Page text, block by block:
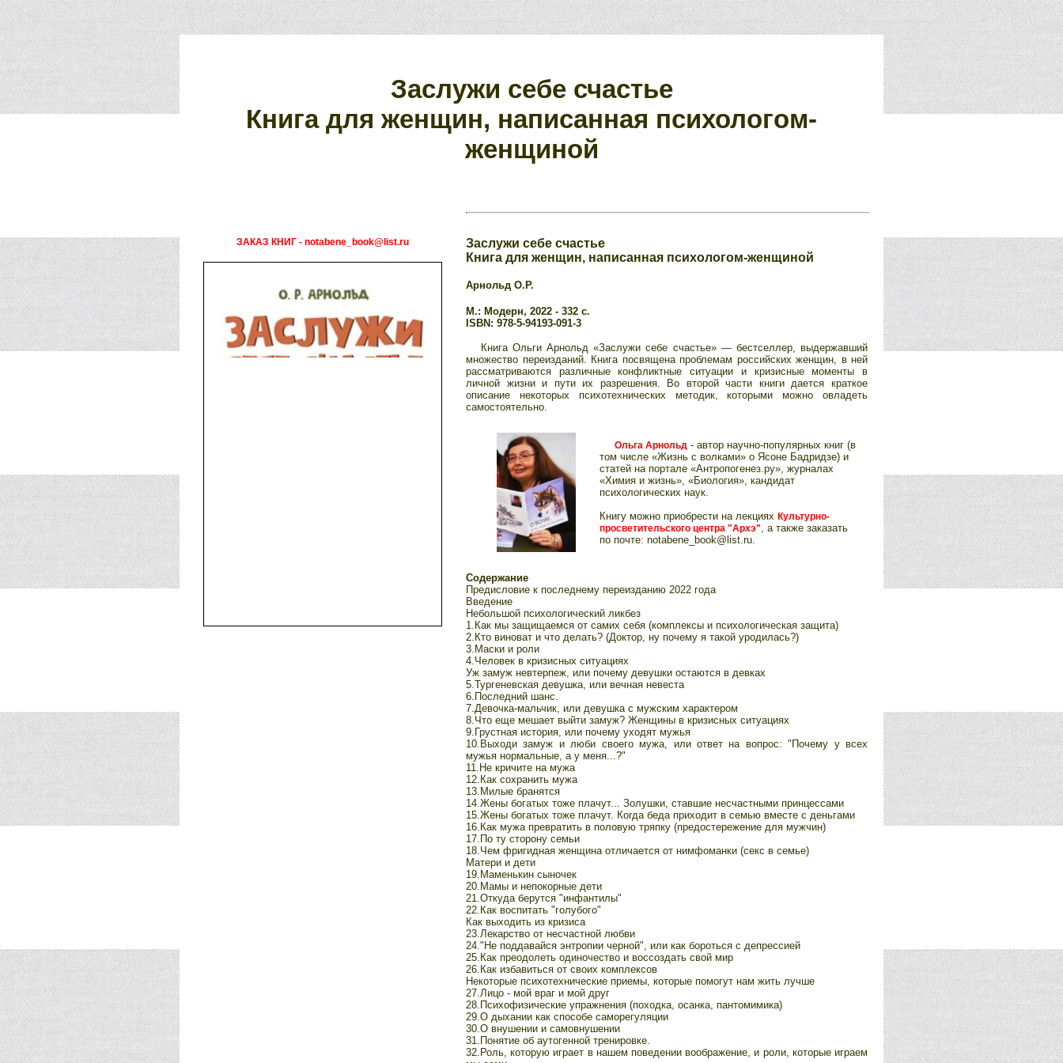
Заслужи себе счастье
Книга для женщин, написанная психологом-
женщиной
ЗАКАЗ КНИГ - notabene_book@list.ru
Заслужи себе счастье
Книга для женщин, написанная психологом-женщиной
Арнольд О.Р.
М.: Модерн, 2022 - 332 с.
ISBN: 978-5-94193-091-3
Книга Ольги Арнольд «Заслужи себе счастье» — бестселлер, выдержавший
множество переизданий. Книга посвящена проблемам российских женщин, в ней
рассматриваются различные конфликтные ситуации и кризисные моменты в
личной жизни и пути их разрешения. Во второй части книги дается краткое
описание некоторых психотехнических методик, которыми можно овладеть
самостоятельно.
Ольга Арнольд- автор научно-популярных книг (в
том числе «Жизнь с волками» о Ясоне Бадридзе) и
статей на портале «Антропогенез.ру», журналах
«Химия и жизнь», «Биология», кандидат
психологических наук.
Книгу можно приобрести на лекциях Культурно-
просветительского центра "Архэ", а также заказать
по почте: notabene_book@list.ru.
Содержание
Предисловие к последнему переизданию 2022 года
Введение
Небольшой психологический ликбез
1.Как мы защищаемся от самих себя (комплексы и психологическая защита)
2.Кто виноват и что делать? (Доктор, ну почему я такой уродилась?)
3.Маски и роли
4.Человек в кризисных ситуациях
Уж замуж невтерпеж, или почему девушки остаются в девках
5.Тургеневская девушка, или вечная невеста
6.Последний шанс.
7.Девочка-мальчик, или девушка с мужским характером
8.Что еще мешает выйти замуж? Женщины в кризисных ситуациях
9.Грустная история, или почему уходят мужья
10.Выходи замуж и люби своего мужа, или ответ на вопрос: "Почему у всех
мужья нормальные, а у меня...?"
11.Не кричите на мужа
12.Как сохранить мужа
13.Милые бранятся
14.Жены богатых тоже плачут... Золушки, ставшие несчастными принцессами
15.Жены богатых тоже плачут. Когда беда приходит в семью вместе с деньгами
16.Как мужа превратить в половую тряпку (предостережение для мужчин)
17.По ту сторону семьи
18.Чем фригидная женщина отличается от нимфоманки (секс в семье)
Матери и дети
19.Маменькин сыночек
20.Мамы и непокорные дети
21.Откуда берутся "инфантилы"
22.Как воспитать "голубого"
Как выходить из кризиса
23.Лекарство от несчастной любви
24."Не поддавайся энтропии черной", или как бороться с депрессией
25.Как преодолеть одиночество и воссоздать свой мир
26.Как избавиться от своих комплексов
Некоторые психотехнические приемы, которые помогут нам жить лучше
27.Лицо - мой враг и мой друг
28.Психофизические упражнения (походка, осанка, пантомимика)
29.О дыхании как способе саморегуляции
30.О внушении и самовнушении
31.Понятие об аутогенной тренировке.
32.Роль, которую играет в нашем поведении воображение, и роли, которые играем